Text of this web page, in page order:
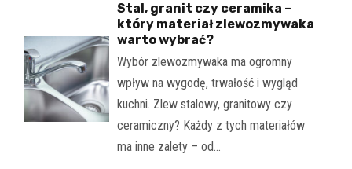
Stal, granit czy ceramika –
który materiał zlewozmywaka
warto wybrać?
Wybór zlewozmywaka ma ogromny
wpływ na wygodę, trwałość i wygląd
kuchni. Zlew stalowy, granitowy czy
ceramiczny? Każdy z tych materiałów
ma inne zalety – od…